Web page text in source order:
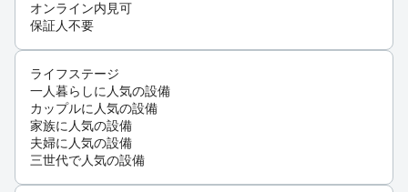
オンライン内見可
保証人不要
ライフステージ
一人暮らしに人気の設備
カップルに人気の設備
家族に人気の設備
夫婦に人気の設備
三世代で人気の設備